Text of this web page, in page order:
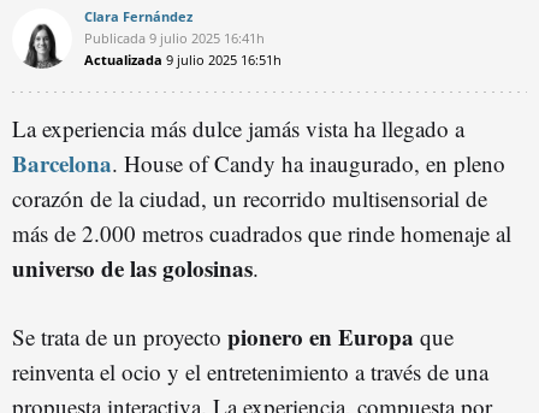
Clara Fernández
Publicada 9 julio 2025 16:41h
Actualizada 9 julio 2025 16:51h
La experiencia más dulce jamás vista ha llegado a
Barcelona. House of Candy ha inaugurado, en pleno
corazón de la ciudad, un recorrido multisensorial de
más de 2.000 metros cuadrados que rinde homenaje al
universo de las golosinas.
Se trata de un proyecto pionero en Europa que
reinventa el ocio y el entretenimiento a través de una
propuesta interactiva. La experiencia, compuesta por